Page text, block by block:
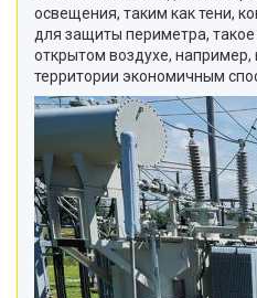
освещения, таким как тени,
для защиты периметра,
открытом воздухе,
территории экономичным